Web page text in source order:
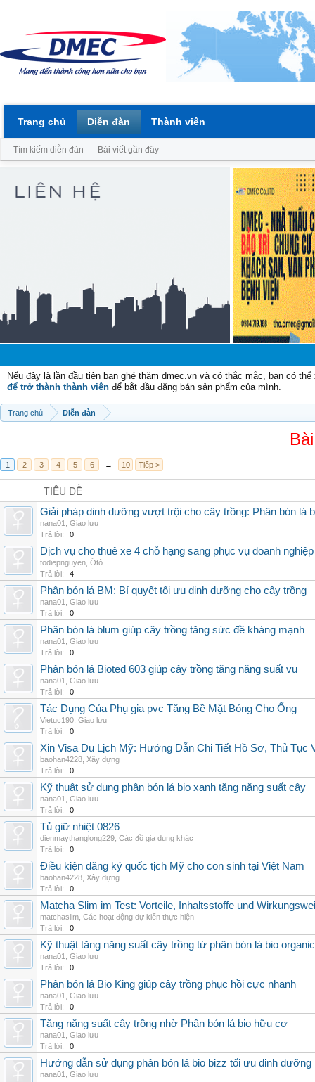
Nếu đây là lần đầu tiên bạn ghé thăm dmec.vn và có thắc mắc, bạn có
để trở thành thành viên để bắt đầu đăng bán sản phẩm của mình.
Trang chủ Diễn đàn
1 2 3 4 5 6 → 10 Tiếp >
TIÊU ĐỀ
Giải pháp dinh dưỡng vượt trội cho cây trồng: Phân bón lá
nana01
Giao lưu
Trả lời:
0
Dịch vụ cho thuê xe 4 chỗ hạng sang phục vụ doanh
todiepnguyen Ôtô
Trả lời:
4
Phân bón lá BM: Bí quyết tối ưu dinh dưỡng cho cây trồng
nana01
Giao lưu
Trả lời:
0
Phân bón lá blum giúp cây trồng tăng sức đề kháng mạnh
nana01
Giao lưu
Trả lời:
0
Phân bón lá Bioted 603 giúp cây trồng tăng năng suất vụ
nana01
Giao lưu
Trả lời:
0
Tác Dụng Của Phụ gia pvc Tăng Bề Mặt Bóng Cho Ống
Vietuc190 Giao lưu
Trả lời:
0
Xin Visa Du Lịch Mỹ: Hướng Dẫn Chi Tiết Hồ Sơ, Thủ Tục
baohan4228 Xây dựng
Trả lời:
0
Kỹ thuật sử dụng phân bón lá bio xanh tăng năng suất cây
nana01
Giao lưu
Trả lời:
0
Tủ giữ nhiệt 0826
dienmaythanglong229 Các đồ gia dụng khác
Trả lời:
0
Điều kiện đăng ký quốc tịch Mỹ cho con sinh tại Việt Nam
baohan4228 Xây dựng
Trả lời:
0
Matcha Slim im Test: Vorteile, Inhaltsstoffe und
matchaslim Các hoạt động dự kiến thực hiện
Trả lời:
0
Kỹ thuật tăng năng suất cây trồng từ phân bón lá bio organic
nana01
Giao lưu
Trả lời:
0
Phân bón lá Bio King giúp cây trồng phục hồi cực nhanh
nana01
Giao lưu
Trả lời:
0
Tăng năng suất cây trồng nhờ Phân bón lá bio hữu cơ
nana01
Giao lưu
Trả lời:
0
Hướng dẫn sử dụng phân bón lá bio bizz tối ưu dinh dưỡng
nana01
Giao lưu
Trang chủ Diễn đàn
Tìm kiếm diễn đàn Bài viết gần đây
Thành viên